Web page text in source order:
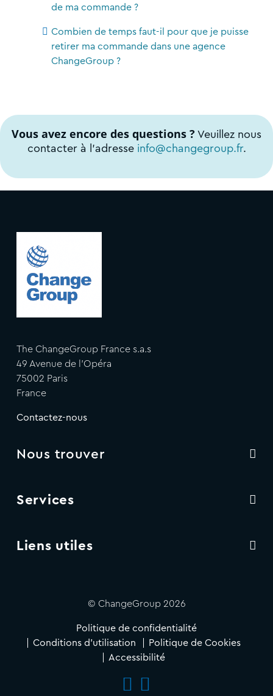
de ma commande ?
Combien de temps faut-il pour que je puisse
retirer ma commande dans une agence
ChangeGroup ?
Vous avez encore des questions ? Veuillez nous
contacter à l'adresse info@changegroup.fr.
The ChangeGroup France s.a.s
49 Avenue de l'Opéra
75002 Paris
France
Contactez-nous
Nous trouver
Services
Liens utiles
© ChangeGroup 2026
Politique de confidentialité
Conditions d'utilisation
Politique de Cookies
Accessibilité